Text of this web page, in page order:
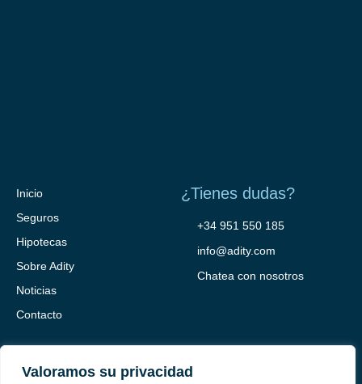
Valoramos su privacidad
Inicio
Seguros
Hipotecas
Sobre Adity
Noticias
Contacto
¿Tienes dudas?
+34 951 550 185
info@adity.com
Chatea con nosotros